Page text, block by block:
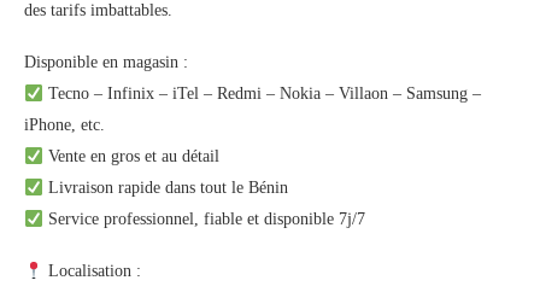
des tarifs imbattables.
Disponible en magasin :
Tecno – Infinix – iTel – Redmi – Nokia – Villaon – Samsung –
iPhone, etc.
Vente en gros et au détail
Livraison rapide dans tout le Bénin
Service professionnel, fiable et disponible 7j/7
Localisation :